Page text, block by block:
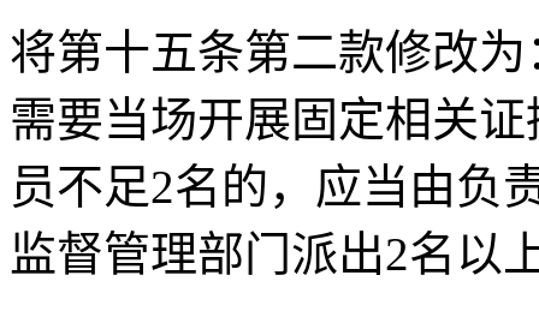
将第十五条第二款修改
需要当场开展固定相关
员不足2名的，应当由负
监督管理部门派出2名以